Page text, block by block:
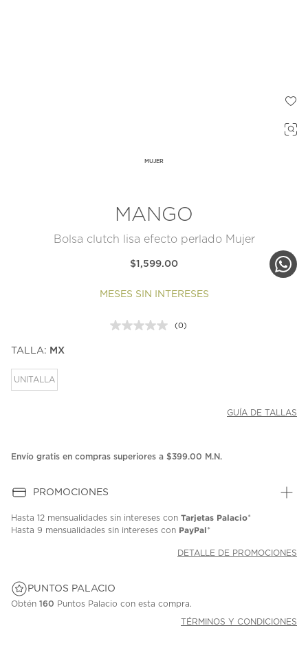
MUJER
MANGO
Bolsa clutch lisa efecto perlado Mujer
$1,599.00
MESES SIN INTERESES
Sin
(0)
TALLA: MX
UNITALLA
GUÍA DE TALLAS
Envío gratis en compras superiores a $399.00 M.N.
PROMOCIONES
Hasta 12 mensualidades sin intereses con Tarjetas Palacio*
Hasta 9 mensualidades sin intereses con PayPal*
DETALLE DE PROMOCIONES
PUNTOS PALACIO
Obtén 160 Puntos Palacio con esta compra.
TÉRMINOS Y CONDICIONES